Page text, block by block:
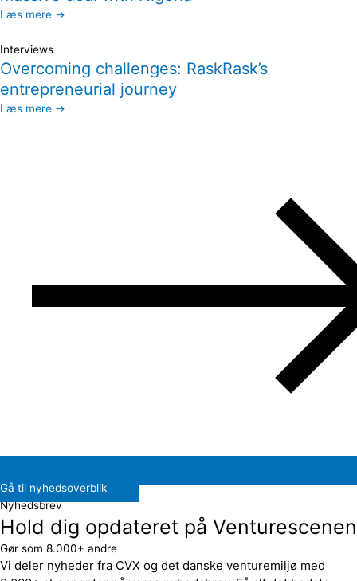
Læs mere →
Interviews
Overcoming challenges: RaskRask’s
entrepreneurial journey
Læs mere →
Gå til nyhedsoverblik
Nyhedsbrev
Hold dig opdateret på Venturescenen
Gør som 8.000+ andre
Vi deler nyheder fra CVX og det danske venturemiljø med